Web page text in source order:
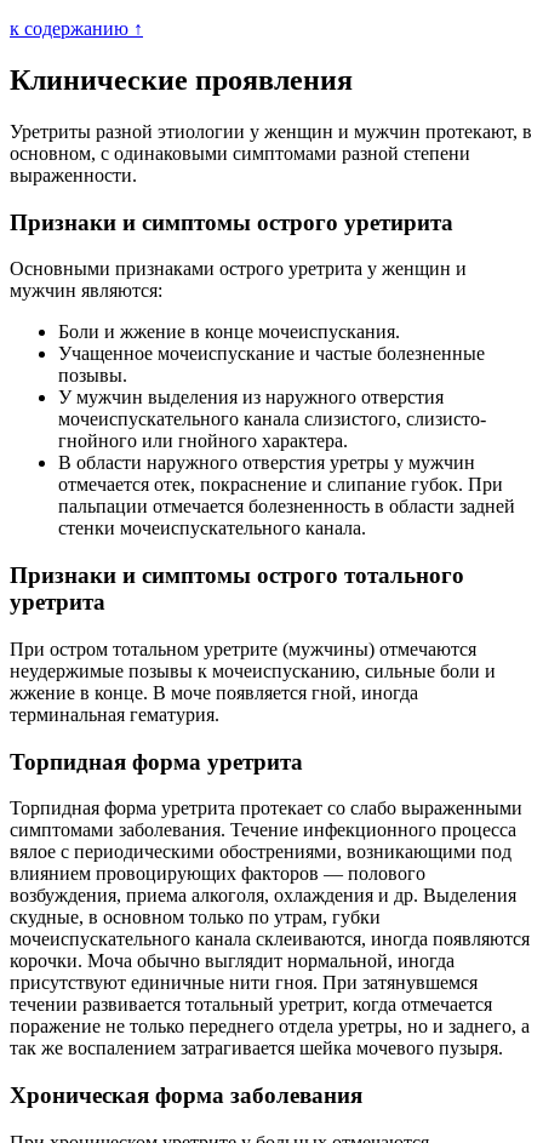
к содержанию ↑
Клинические проявления
Уретриты разной этиологии у женщин и мужчин протекают, в
основном, с одинаковыми симптомами разной степени
выраженности.
Признаки и симптомы острого уретирита
Основными признаками острого уретрита у женщин и
мужчин являются:
Боли и жжение в конце мочеиспускания.
Учащенное мочеиспускание и частые болезненные
позывы.
У мужчин выделения из наружного отверстия
мочеиспускательного канала слизистого, слизисто-
гнойного или гнойного характера.
В области наружного отверстия уретры у мужчин
отмечается отек, покраснение и слипание губок. При
пальпации отмечается болезненность в области задней
стенки мочеиспускательного канала.
Признаки и симптомы острого тотального
уретрита
При остром тотальном уретрите (мужчины) отмечаются
неудержимые позывы к мочеиспусканию, сильные боли и
жжение в конце. В моче появляется гной, иногда
терминальная гематурия.
Торпидная форма уретрита
Торпидная форма уретрита протекает со слабо выраженными
симптомами заболевания. Течение инфекционного процесса
вялое с периодическими обострениями, возникающими под
влиянием провоцирующих факторов — полового
возбуждения, приема алкоголя, охлаждения и др. Выделения
скудные, в основном только по утрам, губки
мочеиспускательного канала склеиваются, иногда появляются
корочки. Моча обычно выглядит нормальной, иногда
присутствуют единичные нити гноя. При затянувшемся
течении развивается тотальный уретрит, когда отмечается
поражение не только переднего отдела уретры, но и заднего, а
так же воспалением затрагивается шейка мочевого пузыря.
Хроническая форма заболевания